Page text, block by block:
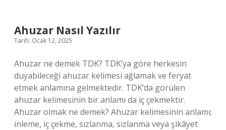
Ahuzar Nasıl Yazılır
Tarih: Ocak 12, 2025
Ahuzar ne demek TDK? TDK’ya göre herkesin
duyabileceği ahuzar kelimesi ağlamak ve feryat
etmek anlamına gelmektedir. TDK’da görülen
ahuzar kelimesinin bir anlamı da iç çekmektir.
Ahuzar olmak ne demek? Ahuzar kelimesinin anlamı;
inleme, iç çekme, sızlanma, sızlanma veya şikâyet